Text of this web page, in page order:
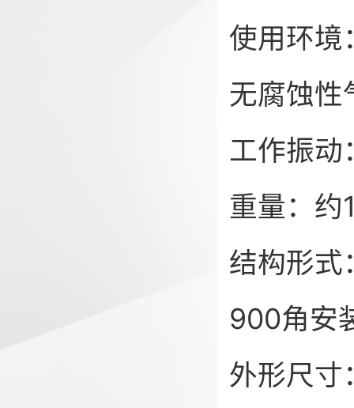
使用环
无腐蚀
工作振
重量：
结构形式
900角
外形尺